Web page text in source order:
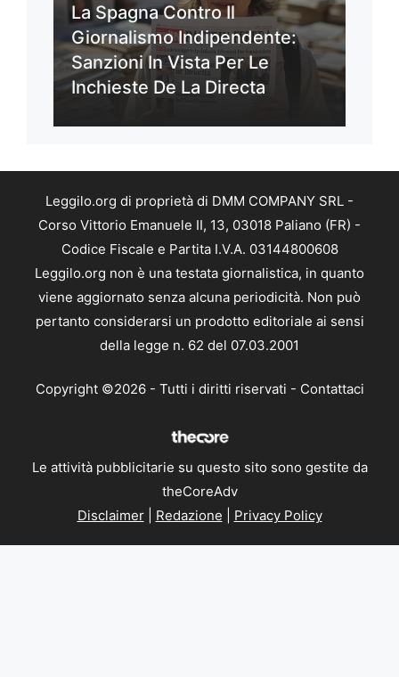
La Spagna Contro Il
Giornalismo Indipendente:
Sanzioni In Vista Per Le
Inchieste De La Directa
Leggilo.org di proprietà di DMM COMPANY SRL -
Corso Vittorio Emanuele II, 13, 03018 Paliano (FR) -
Codice Fiscale e Partita I.V.A. 03144800608
Leggilo.org non è una testata giornalistica, in quanto
viene aggiornato senza alcuna periodicità. Non può
pertanto considerarsi un prodotto editoriale ai sensi
della legge n. 62 del 07.03.2001
Copyright ©2026 - Tutti i diritti riservati - Contattaci
Le attività pubblicitarie su questo sito sono gestite da
theCoreAdv
Disclaimer| Redazione Privacy Policy